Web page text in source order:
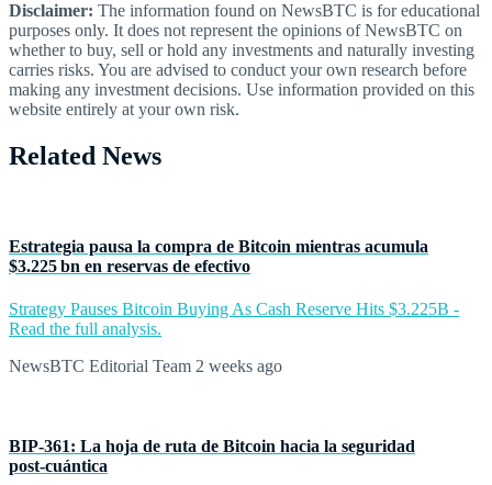
Disclaimer: The information found on NewsBTC is for educational
purposes only. It does not represent the opinions of NewsBTC on
whether to buy, sell or hold any investments and naturally investing
carries risks. You are advised to conduct your own research before
making any investment decisions. Use information provided on this
website entirely at your own risk.
Related News
Estrategia pausa la compra de Bitcoin mientras acumula
$3.225 bn en reservas de efectivo
Strategy Pauses Bitcoin Buying As Cash Reserve Hits $3.225B -
Read the full analysis.
NewsBTC Editorial Team 2 weeks ago
BIP‑361: La hoja de ruta de Bitcoin hacia la seguridad
post‑cuántica